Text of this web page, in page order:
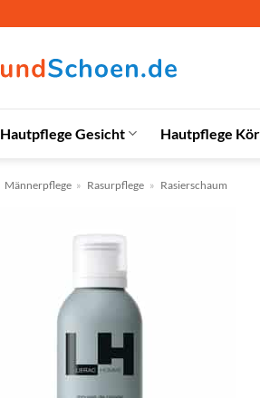
Hautpflege Gesicht Hautpflege
Männerpflege » Rasurpflege » Rasierschaum